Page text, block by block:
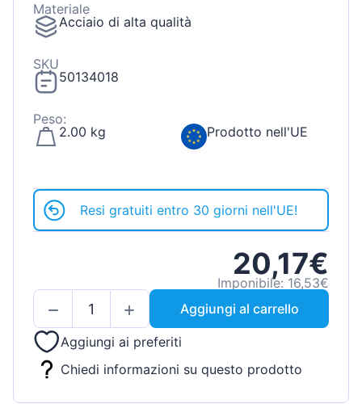
Materiale
Acciaio di alta qualità
SKU
50134018
Peso:
2.00 kg
Prodotto nell'UE
Resi gratuiti entro 30 giorni nell'UE!
20,17€
Imponibile: 16,53€
Aggiungi al carrello
Aggiungi ai preferiti
Chiedi informazioni su questo prodotto